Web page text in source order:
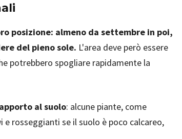
posizione: almeno da settembre in poi,
del pieno sole. L'area deve però essere
potrebbero spogliare rapidamente la
al suolo: alcune piante, come
rosseggianti se il suolo è poco calcareo,